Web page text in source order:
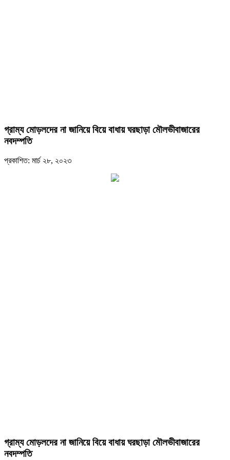
গ্রাম্য মোড়লদের না জানিয়ে বিয়ে বাধায় ঘরছাড়া মৌলভীবাজারের
নবদম্পতি
প্রকাশিত: মার্চ ২৮, ২০২৩
গ্রাম্য মোড়লদের না জানিয়ে বিয়ে বাধায় ঘরছাড়া মৌলভীবাজারের
নবদম্পতি